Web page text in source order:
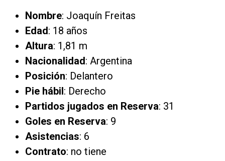
Nombre: Joaquín Freitas
Edad: 18 años
Altura: 1,81 m
Nacionalidad: Argentina
Posición: Delantero
Pie hábil : Derecho
Partidos jugados en Reserva: 31
Goles en Reserva: 9
Asistencias: 6
Contrato: no tiene